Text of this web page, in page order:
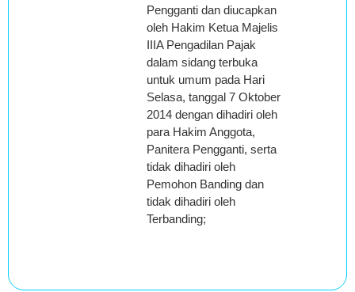
Pengganti dan diucapkan
oleh Hakim Ketua Majelis
IIIA Pengadilan Pajak
dalam sidang terbuka
untuk umum pada Hari
Selasa, tanggal 7 Oktober
2014 dengan dihadiri oleh
para Hakim Anggota,
Panitera Pengganti, serta
tidak dihadiri oleh
Pemohon Banding dan
tidak dihadiri oleh
Terbanding;